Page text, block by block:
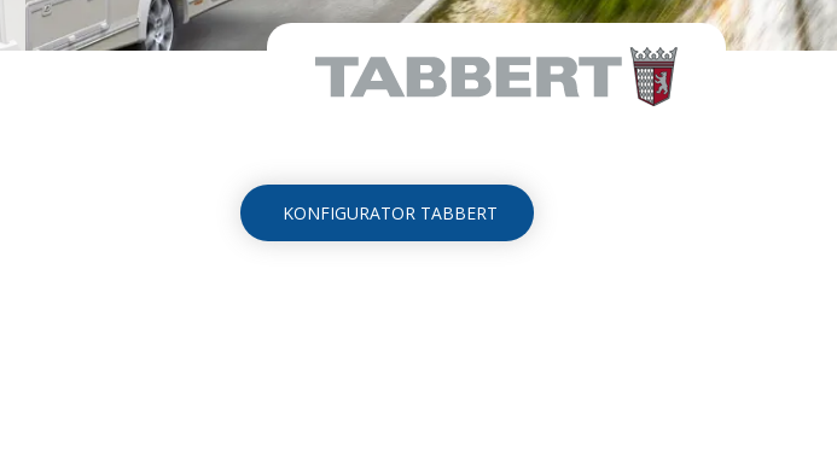
KONFIGURATOR TABBERT